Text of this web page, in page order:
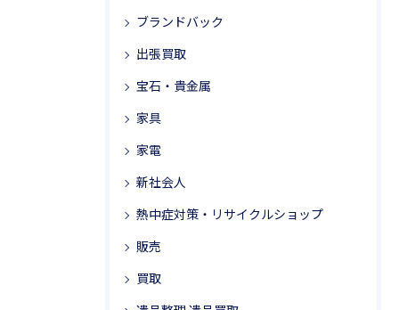
ブランドバック
出張買取
宝石・貴金属
家具
家電
新社会人
熱中症対策・リサイクルショップ
販売
買取